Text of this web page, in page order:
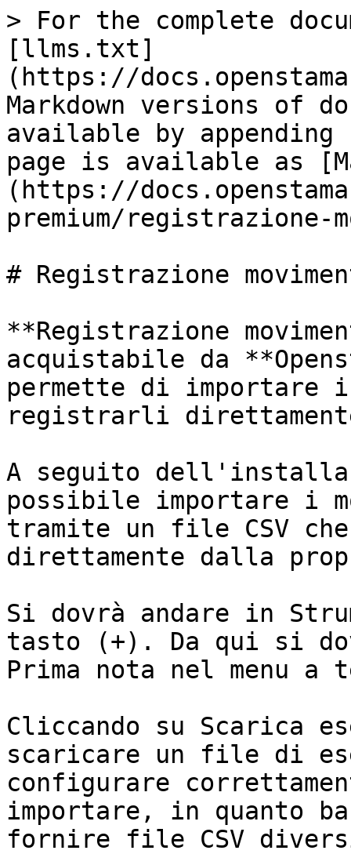
> For the complete
[llms.txt]
(https://
Markdown versions of
available by
page is available as
(https://
premium/registrazione-
# Registrazione
**Registrazione
acquistabile da
permette di importare
registrarli
A seguito
possibile importare i
tramite un file CSV
direttamente dalla
Si dovrà andare in
tasto (+). Da qui si
Prima nota nel menu a
Cliccando su Scarica
scaricare un file di
configurare
importare, in quanto
fornire file CSV